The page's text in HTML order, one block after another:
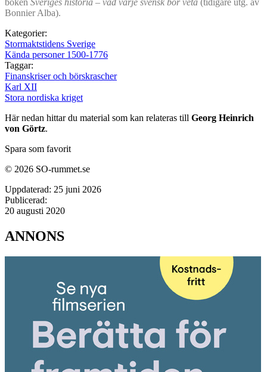
boken Sveriges historia – vad varje svensk bör veta (tidigare utg. av
Bonnier Alba).
Kategorier:
Stormaktstidens Sverige
Kända personer 1500-1776
Taggar:
Finanskriser och börskrascher
Karl XII
Stora nordiska kriget
Här nedan hittar du material som kan relateras till Georg Heinrich
von Görtz.
Spara som favorit
© 2026 SO-rummet.se
Uppdaterad: 25 juni 2026
Publicerad:
20 augusti 2020
ANNONS